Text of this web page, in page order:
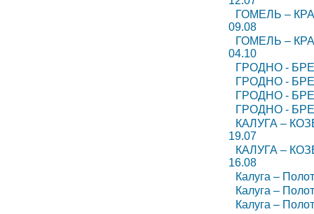
ГОМЕЛЬ –
09.08
ГОМЕЛЬ –
04.10
ГРОДНО -
ГРОДНО -
ГРОДНО -
ГРОДНО -
КАЛУГА –
19.07
КАЛУГА –
16.08
Калуга –
Калуга –
Калуга –